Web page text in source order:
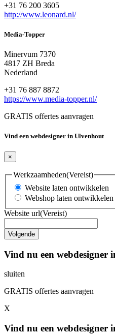
+31 76 200 3605
http://www.leonard.nl/
Media-Topper
Minervum 7370
4817 ZH Breda
Nederland
+31 76 887 8872
https://www.media-topper.nl/
GRATIS offertes aanvragen
Vind een webdesigner in Ulvenhout
×
Werkzaamheden(Vereist)
Website laten ontwikkelen
Webshop laten ontwikkelen
Website url(Vereist)
Vind nu een webdesigner
sluiten
GRATIS offertes aanvragen
X
Vind nu een webdesigner